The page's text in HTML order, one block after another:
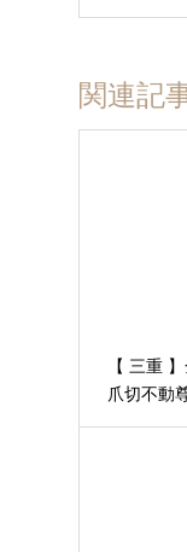
関連記
【 三重
爪切不動